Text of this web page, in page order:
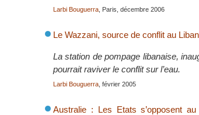
Larbi Bouguerra , Paris, décembre 2006
Le Wazzani, source de conflit au Liban
La station de pompage libanaise,
pourrait raviver le conflit sur l’eau.
Larbi Bouguerra , février 2005
Australie : Les Etats s’opposent